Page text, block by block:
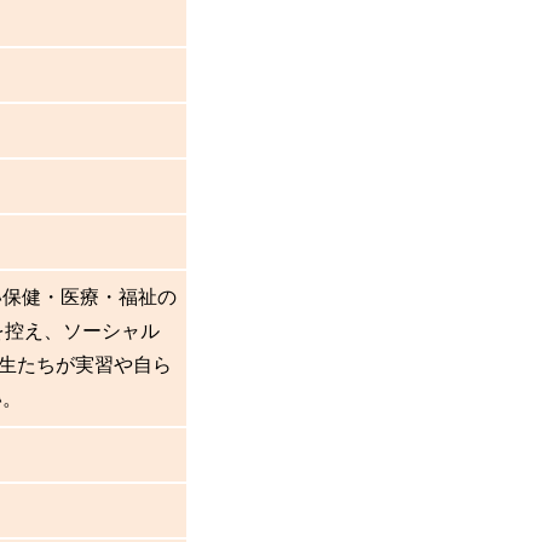
健・医療・福祉の
え、ソーシャル
たちが実習や自ら